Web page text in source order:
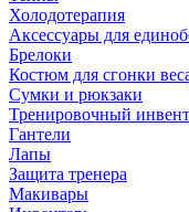
Холодотерапия
Аксессуары для
Брелоки
Костюм для сгонки
Сумки и рюкзаки
Тренировочный
Гантели
Лапы
Защита тренера
Макивары